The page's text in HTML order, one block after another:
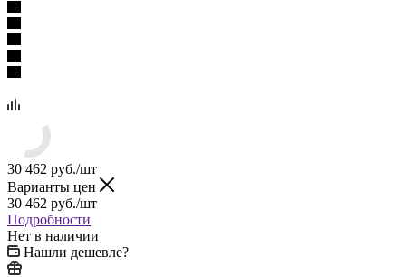
30 462 руб./шт
Варианты цен
30 462 руб./шт
Подробности
Нет в наличии
Нашли дешевле?